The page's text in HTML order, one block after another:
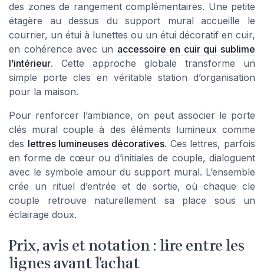
des zones de rangement complémentaires. Une petite
étagère au dessus du support mural accueille le
courrier, un étui à lunettes ou un étui décoratif en cuir,
en cohérence avec un accessoire en cuir qui sublime
l’intérieur. Cette approche globale transforme un
simple porte cles en véritable station d’organisation
pour la maison.
Pour renforcer l’ambiance, on peut associer le porte
clés mural couple à des éléments lumineux comme
des lettres lumineuses décoratives. Ces lettres, parfois
en forme de cœur ou d’initiales de couple, dialoguent
avec le symbole amour du support mural. L’ensemble
crée un rituel d’entrée et de sortie, où chaque cle
couple retrouve naturellement sa place sous un
éclairage doux.
Prix, avis et notation : lire entre les
lignes avant l’achat